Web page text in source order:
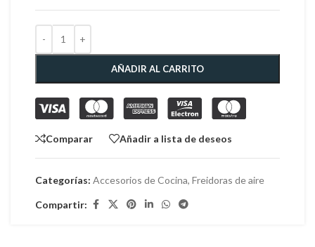
AÑADIR AL CARRITO
Comparar Añadir a lista de deseos
Categorías: Accesorios de Cocina, Freidoras de aire
Compartir: